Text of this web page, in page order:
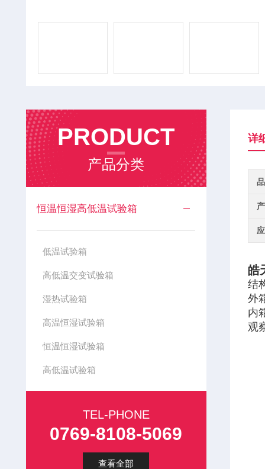
PRODUCT
产品分类
恒温恒湿高低温试验箱
低温试验箱
高低温交变试验箱
湿热试验箱
高温恒湿试验箱
恒温恒湿试验箱
高低温试验箱
TEL-PHONE
0769-8108-5069
查看全部
详
皓
结
外
内
观